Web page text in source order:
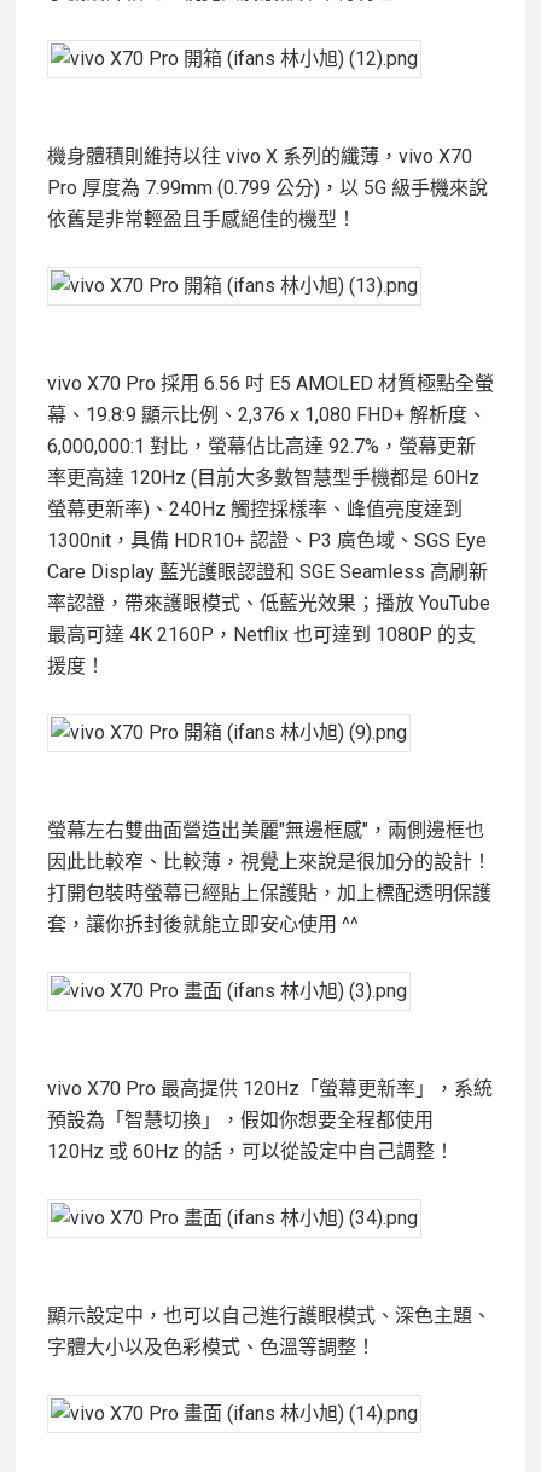
機身體積則維持以往 vivo X 系列的纖薄，vivo X70
Pro 厚度為 7.99mm (0.799 公分)，以 5G 級手機來說
依舊是非常輕盈且手感絕佳的機型！
vivo X70 Pro 採用 6.56 吋 E5 AMOLED 材質極點全螢
幕、19.8:9 顯示比例、2,376 x 1,080 FHD+ 解析度、
6,000,000:1 對比，螢幕佔比高達 92.7%，螢幕更新
率更高達 120Hz (目前大多數智慧型手機都是 60Hz
螢幕更新率)、240Hz 觸控採樣率、峰值亮度達到
1300nit，具備 HDR10+ 認證、P3 廣色域、SGS Eye
Care Display 藍光護眼認證和 SGE Seamless 高刷新
率認證，帶來護眼模式、低藍光效果；播放 YouTube
最高可達 4K 2160P，Netflix 也可達到 1080P 的支
援度！
螢幕左右雙曲面營造出美麗"無邊框感"，兩側邊框也
因此比較窄、比較薄，視覺上來說是很加分的設計！
打開包裝時螢幕已經貼上保護貼，加上標配透明保護
套，讓你拆封後就能立即安心使用 ^^
vivo X70 Pro 最高提供 120Hz「螢幕更新率」，系統
預設為「智慧切換」，假如你想要全程都使用
120Hz 或 60Hz 的話，可以從設定中自己調整！
顯示設定中，也可以自己進行護眼模式、深色主題、
字體大小以及色彩模式、色溫等調整！